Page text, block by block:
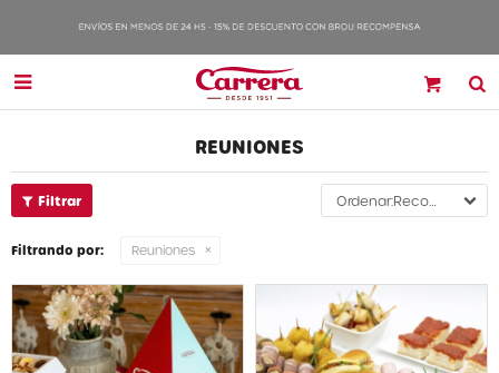

REUNIONES
Recomendados
Filtrando por: Reuniones